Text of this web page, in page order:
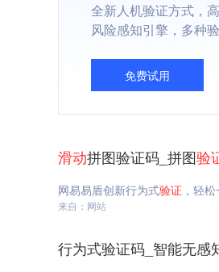
全新人机验证方式，
风险感知引擎，多种
免费试用
滑动拼图验证码_拼图验
网易易盾创新行为式验证 ，轻
来自：网站
行为式验证码_智能无感